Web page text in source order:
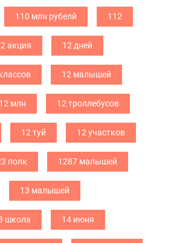
110 млн рубелй 112
акция 12 дней
12 малышей
12 млн 12 троллебусов
12 туй 12 участков
полк 1287 малышей
13 малышей
школа 14 июня